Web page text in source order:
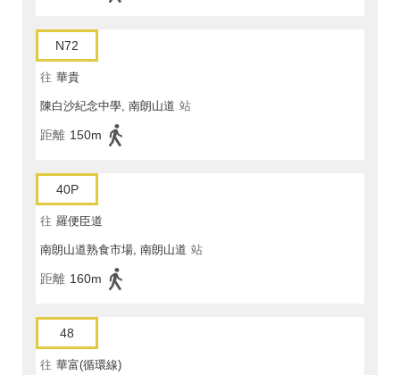
N72
往 華貴
陳白沙紀念中學, 南朗山道 站
距離 150m
40P
往 羅便臣道
南朗山道熟食市場, 南朗山道 站
距離 160m
48
往 華富(循環線)